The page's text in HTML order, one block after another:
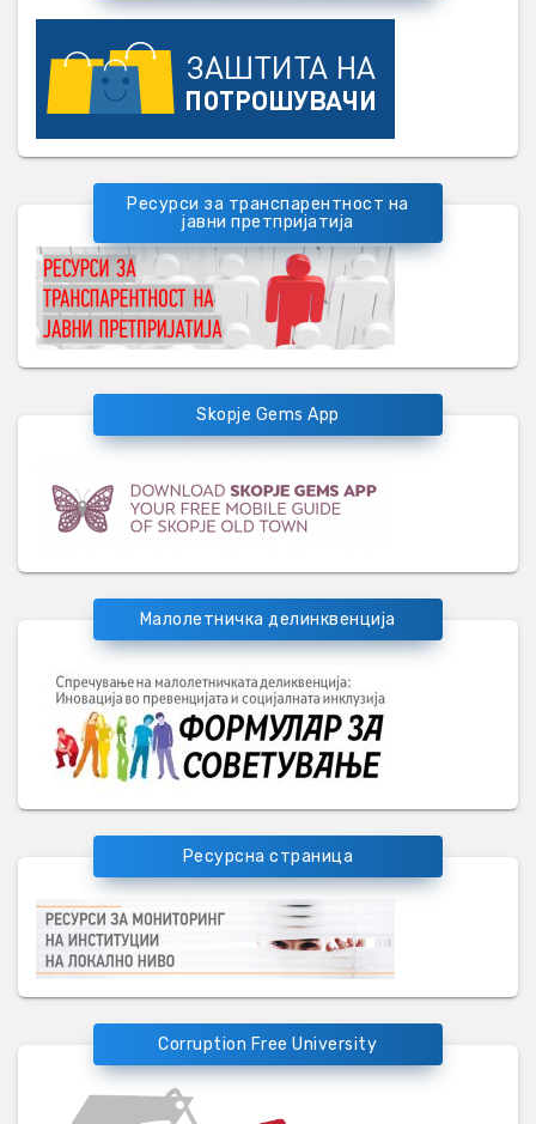
Ресурси за транспарентност на
јавни претпријатија
Skopje Gems App
Малолетничка делинквенција
Ресурсна страница
Corruption Free University